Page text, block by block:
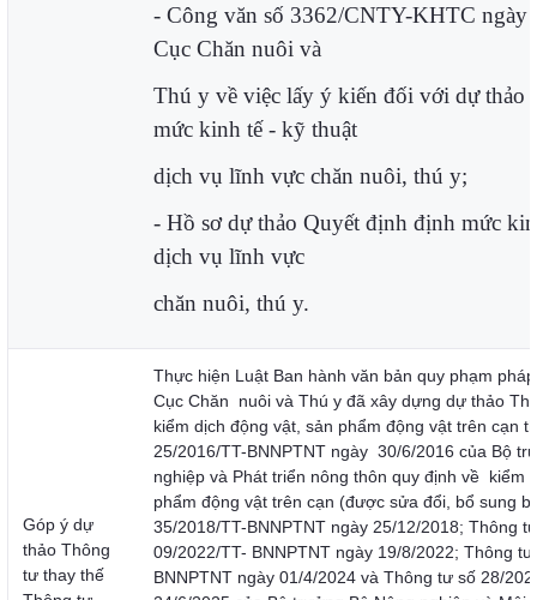
- Công văn số 3362/CNTY-KHTC ngày
Cục Chăn nuôi và
Thú y về việc lấy ý kiến đối với dự thảo
mức kinh tế - kỹ thuật
dịch vụ lĩnh vực chăn nuôi, thú y;
- Hồ sơ dự thảo Quyết định định mức
dịch vụ lĩnh vực
chăn nuôi, thú y.
Góp ý dự
thảo Thông
tư thay thế
Thực hiện Luật Ban hành văn bản quy phạm
Cục Chăn nuôi và Thú y đã xây dựng dự thảo
kiểm dịch động vật, sản phẩm động vật trên cạn
25/2016/TT-BNNPTNT ngày 30/6/2016 của Bộ
nghiệp và Phát triển nông thôn quy định về kiểm
phẩm động vật trên cạn (được sửa đổi, bổ sung
35/2018/TT-BNNPTNT ngày 25/12/2018; Thông
09/2022/TT- BNNPTNT ngày 19/8/2022; Thông
BNNPTNT ngày 01/4/2024 và Thông tư số 28/